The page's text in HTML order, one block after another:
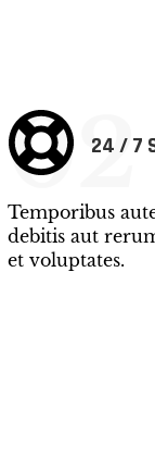
24 / 7
02
Temporibus
debitis aut
et voluptates.